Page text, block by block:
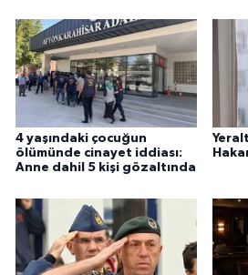
4 yaşındaki çocuğun
ölümünde cinayet iddiası:
Anne dahil 5 kişi gözaltında